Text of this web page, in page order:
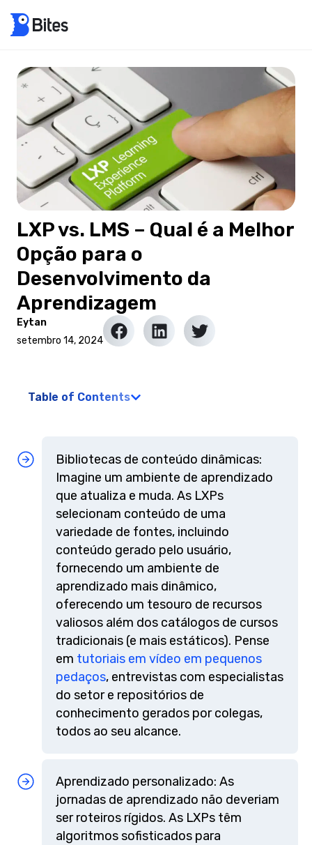
LXP vs. LMS – Qual é a Melhor
Opção para o
Desenvolvimento da
Aprendizagem
Eytan
setembro 14, 2024
Table of Contents
Bibliotecas de conteúdo dinâmicas:
Imagine um ambiente de aprendizado
que atualiza e muda. As LXPs
selecionam conteúdo de uma
variedade de fontes, incluindo
conteúdo gerado pelo usuário,
fornecendo um ambiente de
aprendizado mais dinâmico,
oferecendo um tesouro de recursos
valiosos além dos catálogos de cursos
tradicionais (e mais estáticos). Pense
em tutoriais em vídeo em pequenos
pedaços, entrevistas com especialistas
do setor e repositórios de
conhecimento gerados por colegas,
todos ao seu alcance.
Aprendizado personalizado: As
jornadas de aprendizado não deveriam
ser roteiros rígidos. As LXPs têm
algoritmos sofisticados para